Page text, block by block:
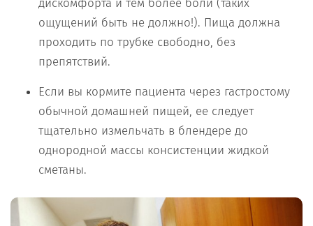
дискомфорта и тем более боли (таких
ощущений быть не должно!). Пища должна
проходить по трубке свободно, без
препятствий.
Если вы кормите пациента через гастростому
обычной домашней пищей, ее следует
тщательно измельчать в блендере до
однородной массы консистенции жидкой
сметаны.